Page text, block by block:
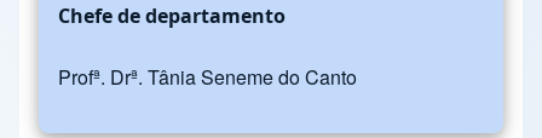
Chefe de departamento
Profª. Drª. Tânia Seneme do Canto